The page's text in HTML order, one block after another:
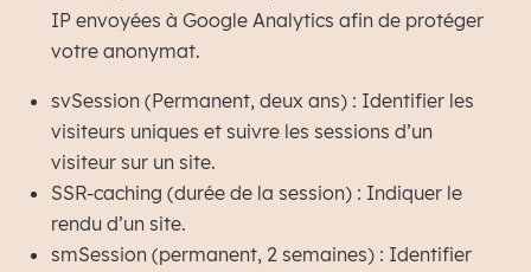
IP envoyées à Google Analytics afin de protéger
votre anonymat.
svSession (Permanent, deux ans) : Identifier les
visiteurs uniques et suivre les sessions d’un
visiteur sur un site.
SSR-caching (durée de la session) : Indiquer le
rendu d’un site.
smSession (permanent, 2 semaines) : Identifier